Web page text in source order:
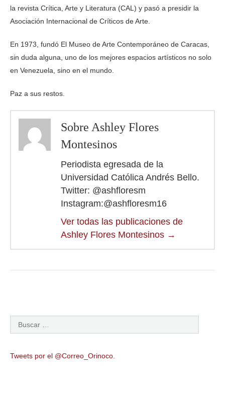
la revista Crítica, Arte y Literatura (CAL) y pasó a presidir la
Asociación Internacional de Críticos de Arte.
En 1973, fundó El Museo de Arte Contemporáneo de Caracas,
sin duda alguna, uno de los mejores espacios artísticos no solo
en Venezuela, sino en el mundo.
Paz a sus restos.
Sobre Ashley Flores
Montesinos
Periodista egresada de la
Universidad Católica Andrés Bello.
Twitter: @ashfloresm
Instagram:@ashfloresm16
Ver todas las publicaciones de
Ashley Flores Montesinos →
Tweets por el @Correo_Orinoco.